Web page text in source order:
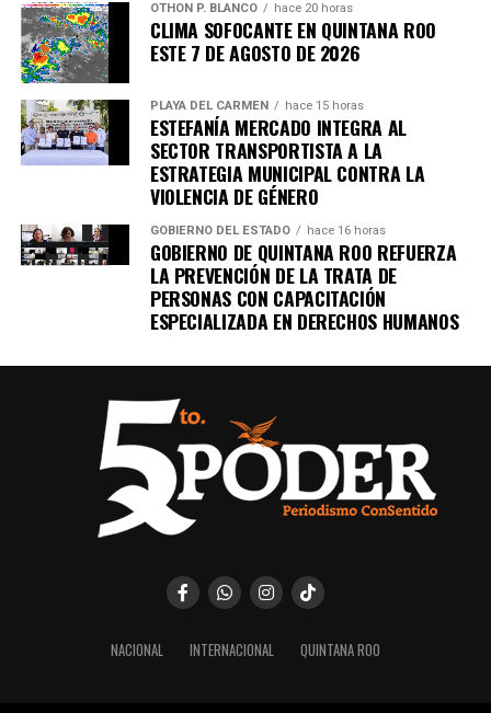
Unirme al canal de WhatsApp
OTHON P. BLANCO hace 20 horas
CLIMA SOFOCANTE EN QUINTANA ROO
ESTE 7 DE AGOSTO DE 2026
PLAYA DEL CARMEN hace 15 horas
ESTEFANÍA MERCADO INTEGRA AL
SECTOR TRANSPORTISTA A LA
ESTRATEGIA MUNICIPAL CONTRA LA
VIOLENCIA DE GÉNERO
GOBIERNO DEL ESTADO hace 16 horas
GOBIERNO DE QUINTANA ROO REFUERZA
LA PREVENCIÓN DE LA TRATA DE
PERSONAS CON CAPACITACIÓN
ESPECIALIZADA EN DERECHOS HUMANOS
NACIONAL INTERNACIONAL QUINTANA ROO